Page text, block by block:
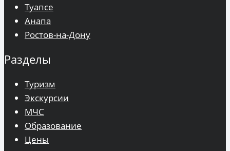
Туапсе
Анапа
Ростов-на-Дону
Разделы
Туризм
Экскурсии
МЧС
Образование
Цены